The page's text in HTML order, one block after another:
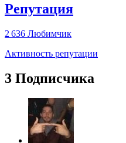
Репутация
2 636 Любимчик
Активность репутации
3 Подписчика